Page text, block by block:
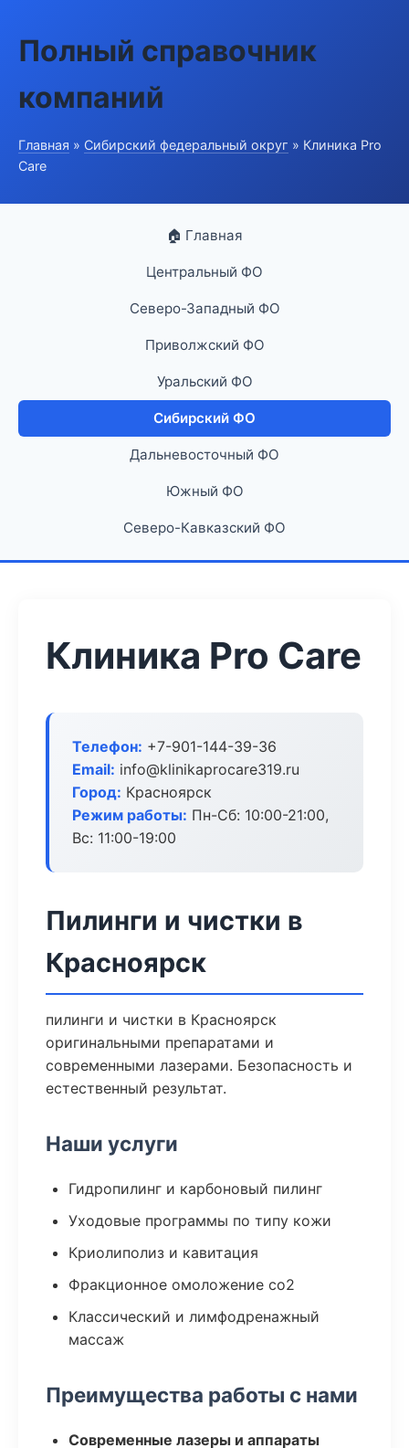
Полный справочник
компаний
Главная » Сибирский федеральный округ » Клиника Pro
Care
🏠 Главная
Центральный ФО
Северо-Западный ФО
Приволжский ФО
Уральский ФО
Сибирский ФО
Дальневосточный ФО
Южный ФО
Северо-Кавказский ФО
Клиника Pro Care
Телефон: +7-901-144-39-36
Email: info@klinikaprocare319.ru
Город: Красноярск
Режим работы: Пн-Сб: 10:00-21:00,
Вс: 11:00-19:00
Пилинги и чистки в
Красноярск
пилинги и чистки в Красноярск
оригинальными препаратами и
современными лазерами. Безопасность и
естественный результат.
Наши услуги
Гидропилинг и карбоновый пилинг
Уходовые программы по типу кожи
Криолиполиз и кавитация
Фракционное омоложение co2
Классический и лимфодренажный
массаж
Преимущества работы с нами
Современные лазеры и аппараты